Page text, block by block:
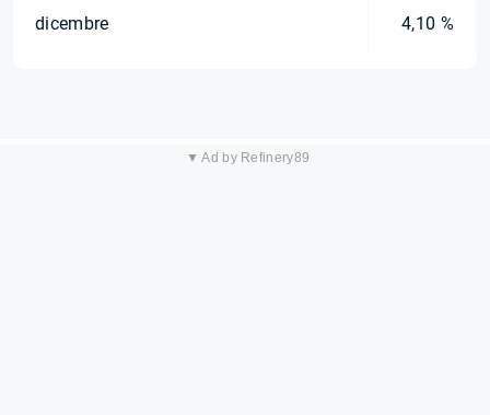
dicembre 4,10 %
▼ Ad by Refinery89